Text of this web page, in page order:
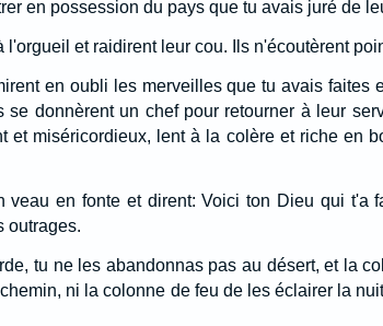
en possession du pays que tu avais juré de
l'orgueil et raidirent leur cou. Ils n'écoutèrent
en oubli les merveilles que tu avais faites
se donnèrent un chef pour retourner à leur
et miséricordieux, lent à la colère et riche en
veau en fonte et dirent: Voici ton Dieu qui t'a
outrages.
tu ne les abandonnas pas au désert, et la
ni la colonne de feu de les éclairer la